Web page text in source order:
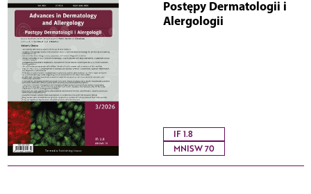
Postępy Dermatologii i
Alergologii
IF 1.8
MNISW 70